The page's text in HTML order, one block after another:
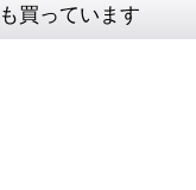
買っています